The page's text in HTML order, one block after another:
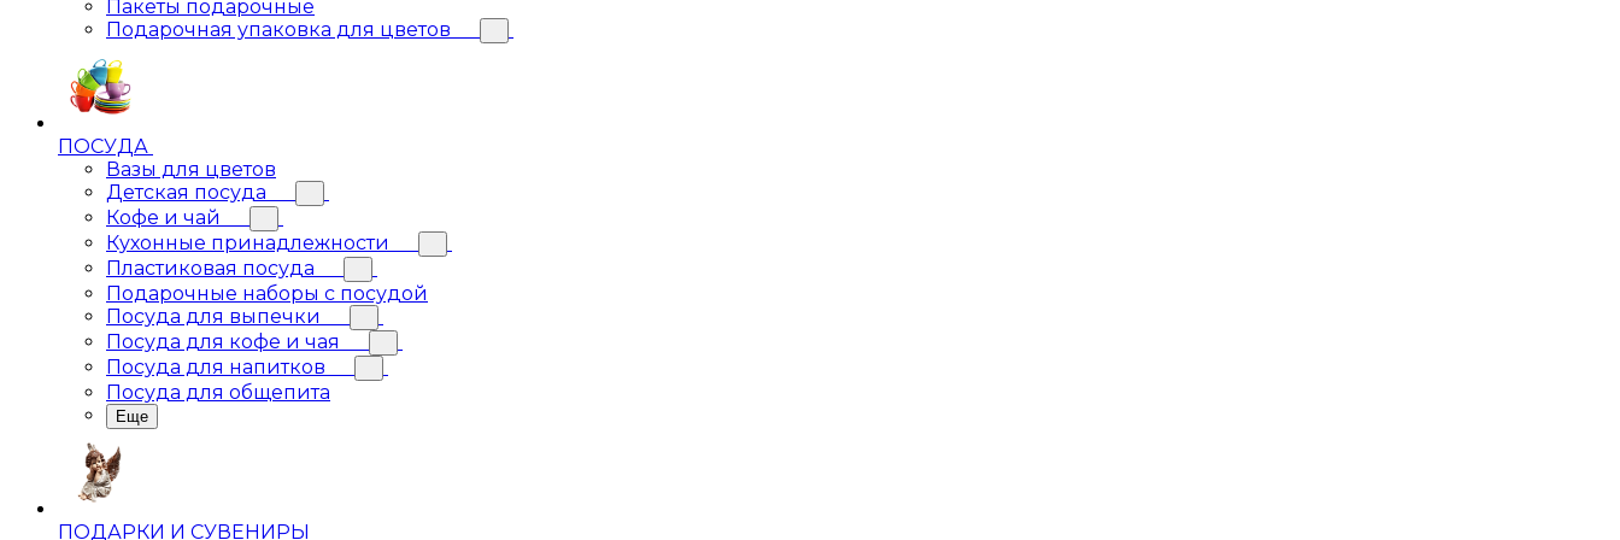
Пакеты подарочные
Подарочная упаковка для цветов
ПОСУДА
Вазы для цветов
Детская посуда
Кофе и чай
Кухонные принадлежности
Пластиковая посуда
Подарочные наборы с посудой
Посуда для выпечки
Посуда для кофе и чая
Посуда для напитков
Посуда для общепита
Еще
ПОДАРКИ И СУВЕНИРЫ